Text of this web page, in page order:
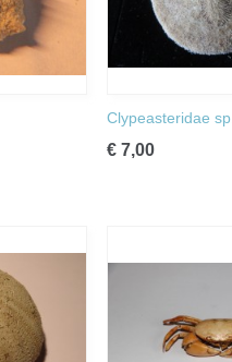
Clypeasteridae sp.
€ 7,00